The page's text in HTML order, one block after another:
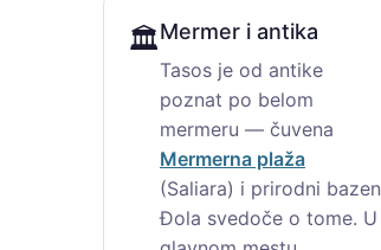
🏛️Mermer i antika
Tasos je od antike
poznat po belom
mermeru — čuvena
Mermerna plaža
(Saliara) i prirodni bazen
Đola svedoče o tome. U